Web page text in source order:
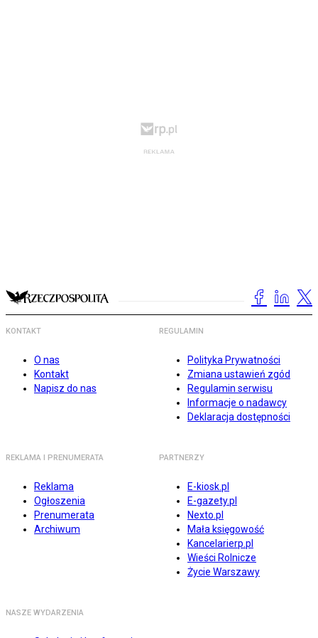
KONTAKT
O nas
Kontakt
Napisz do nas
REGULAMIN
Polityka Prywatności
Zmiana ustawień zgód
Regulamin serwisu
Informacje o nadawcy
Deklaracja dostępności
REKLAMA I PRENUMERATA
Reklama
Ogłoszenia
Prenumerata
Archiwum
PARTNERZY
E-kiosk.pl
E-gazety.pl
Nexto.pl
Mała księgowość
Kancelarierp.pl
Wieści Rolnicze
Życie Warszawy
NASZE WYDARZENIA